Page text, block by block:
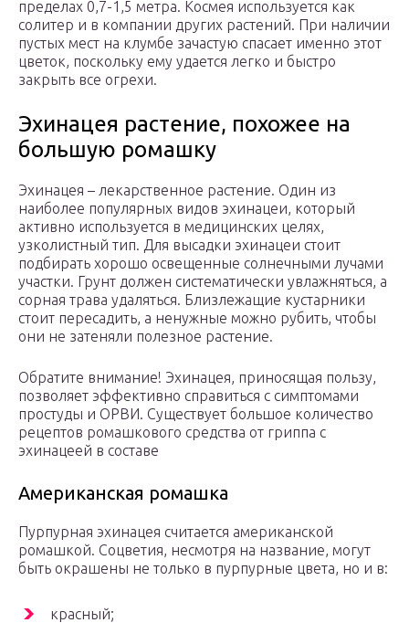
пределах 0,7-1,5 метра. Космея используется как
солитер и в компании других растений. При наличии
пустых мест на клумбе зачастую спасает именно этот
цветок, поскольку ему удается легко и быстро
закрыть все огрехи.
Эхинацея растение, похожее на
большую ромашку
Эхинацея – лекарственное растение. Один из
наиболее популярных видов эхинацеи, который
активно используется в медицинских целях,
узколистный тип. Для высадки эхинацеи стоит
подбирать хорошо освещенные солнечными лучами
участки. Грунт должен систематически увлажняться, а
сорная трава удаляться. Близлежащие кустарники
стоит пересадить, а ненужные можно рубить, чтобы
они не затеняли полезное растение.
Обратите внимание! Эхинацея, приносящая пользу,
позволяет эффективно справиться с симптомами
простуды и ОРВИ. Существует большое количество
рецептов ромашкового средства от гриппа с
эхинацеей в составе
Американская ромашка
Пурпурная эхинацея считается американской
ромашкой. Соцветия, несмотря на название, могут
быть окрашены не только в пурпурные цвета, но и в:
красный;